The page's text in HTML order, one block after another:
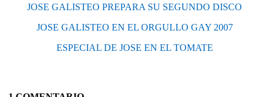
JOSE GALISTEO PREPARA SU SEGUNDO DISCO
JOSE GALISTEO EN EL ORGULLO GAY 2007
ESPECIAL DE JOSE EN EL TOMATE